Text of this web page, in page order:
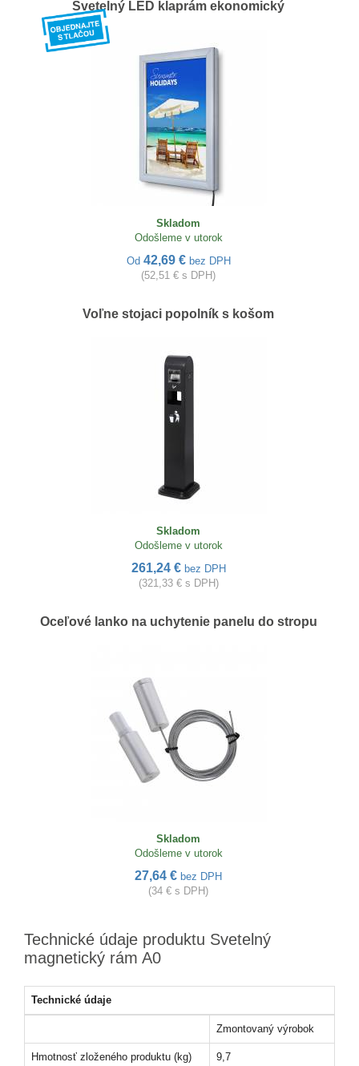
Svetelný LED klaprám ekonomický
Skladom
Odošleme v utorok
Od 42,69 € bez DPH
(52,51 € s DPH)
Voľne stojaci popolník s košom
Skladom
Odošleme v utorok
261,24 € bez DPH
(321,33 € s DPH)
Oceľové lanko na uchytenie panelu do stropu
Skladom
Odošleme v utorok
27,64 € bez DPH
(34 € s DPH)
Technické údaje produktu Svetelný
magnetický rám A0
Technické údaje
Zmontovaný výrobok
Hmotnosť zloženého produktu (kg) 9,7